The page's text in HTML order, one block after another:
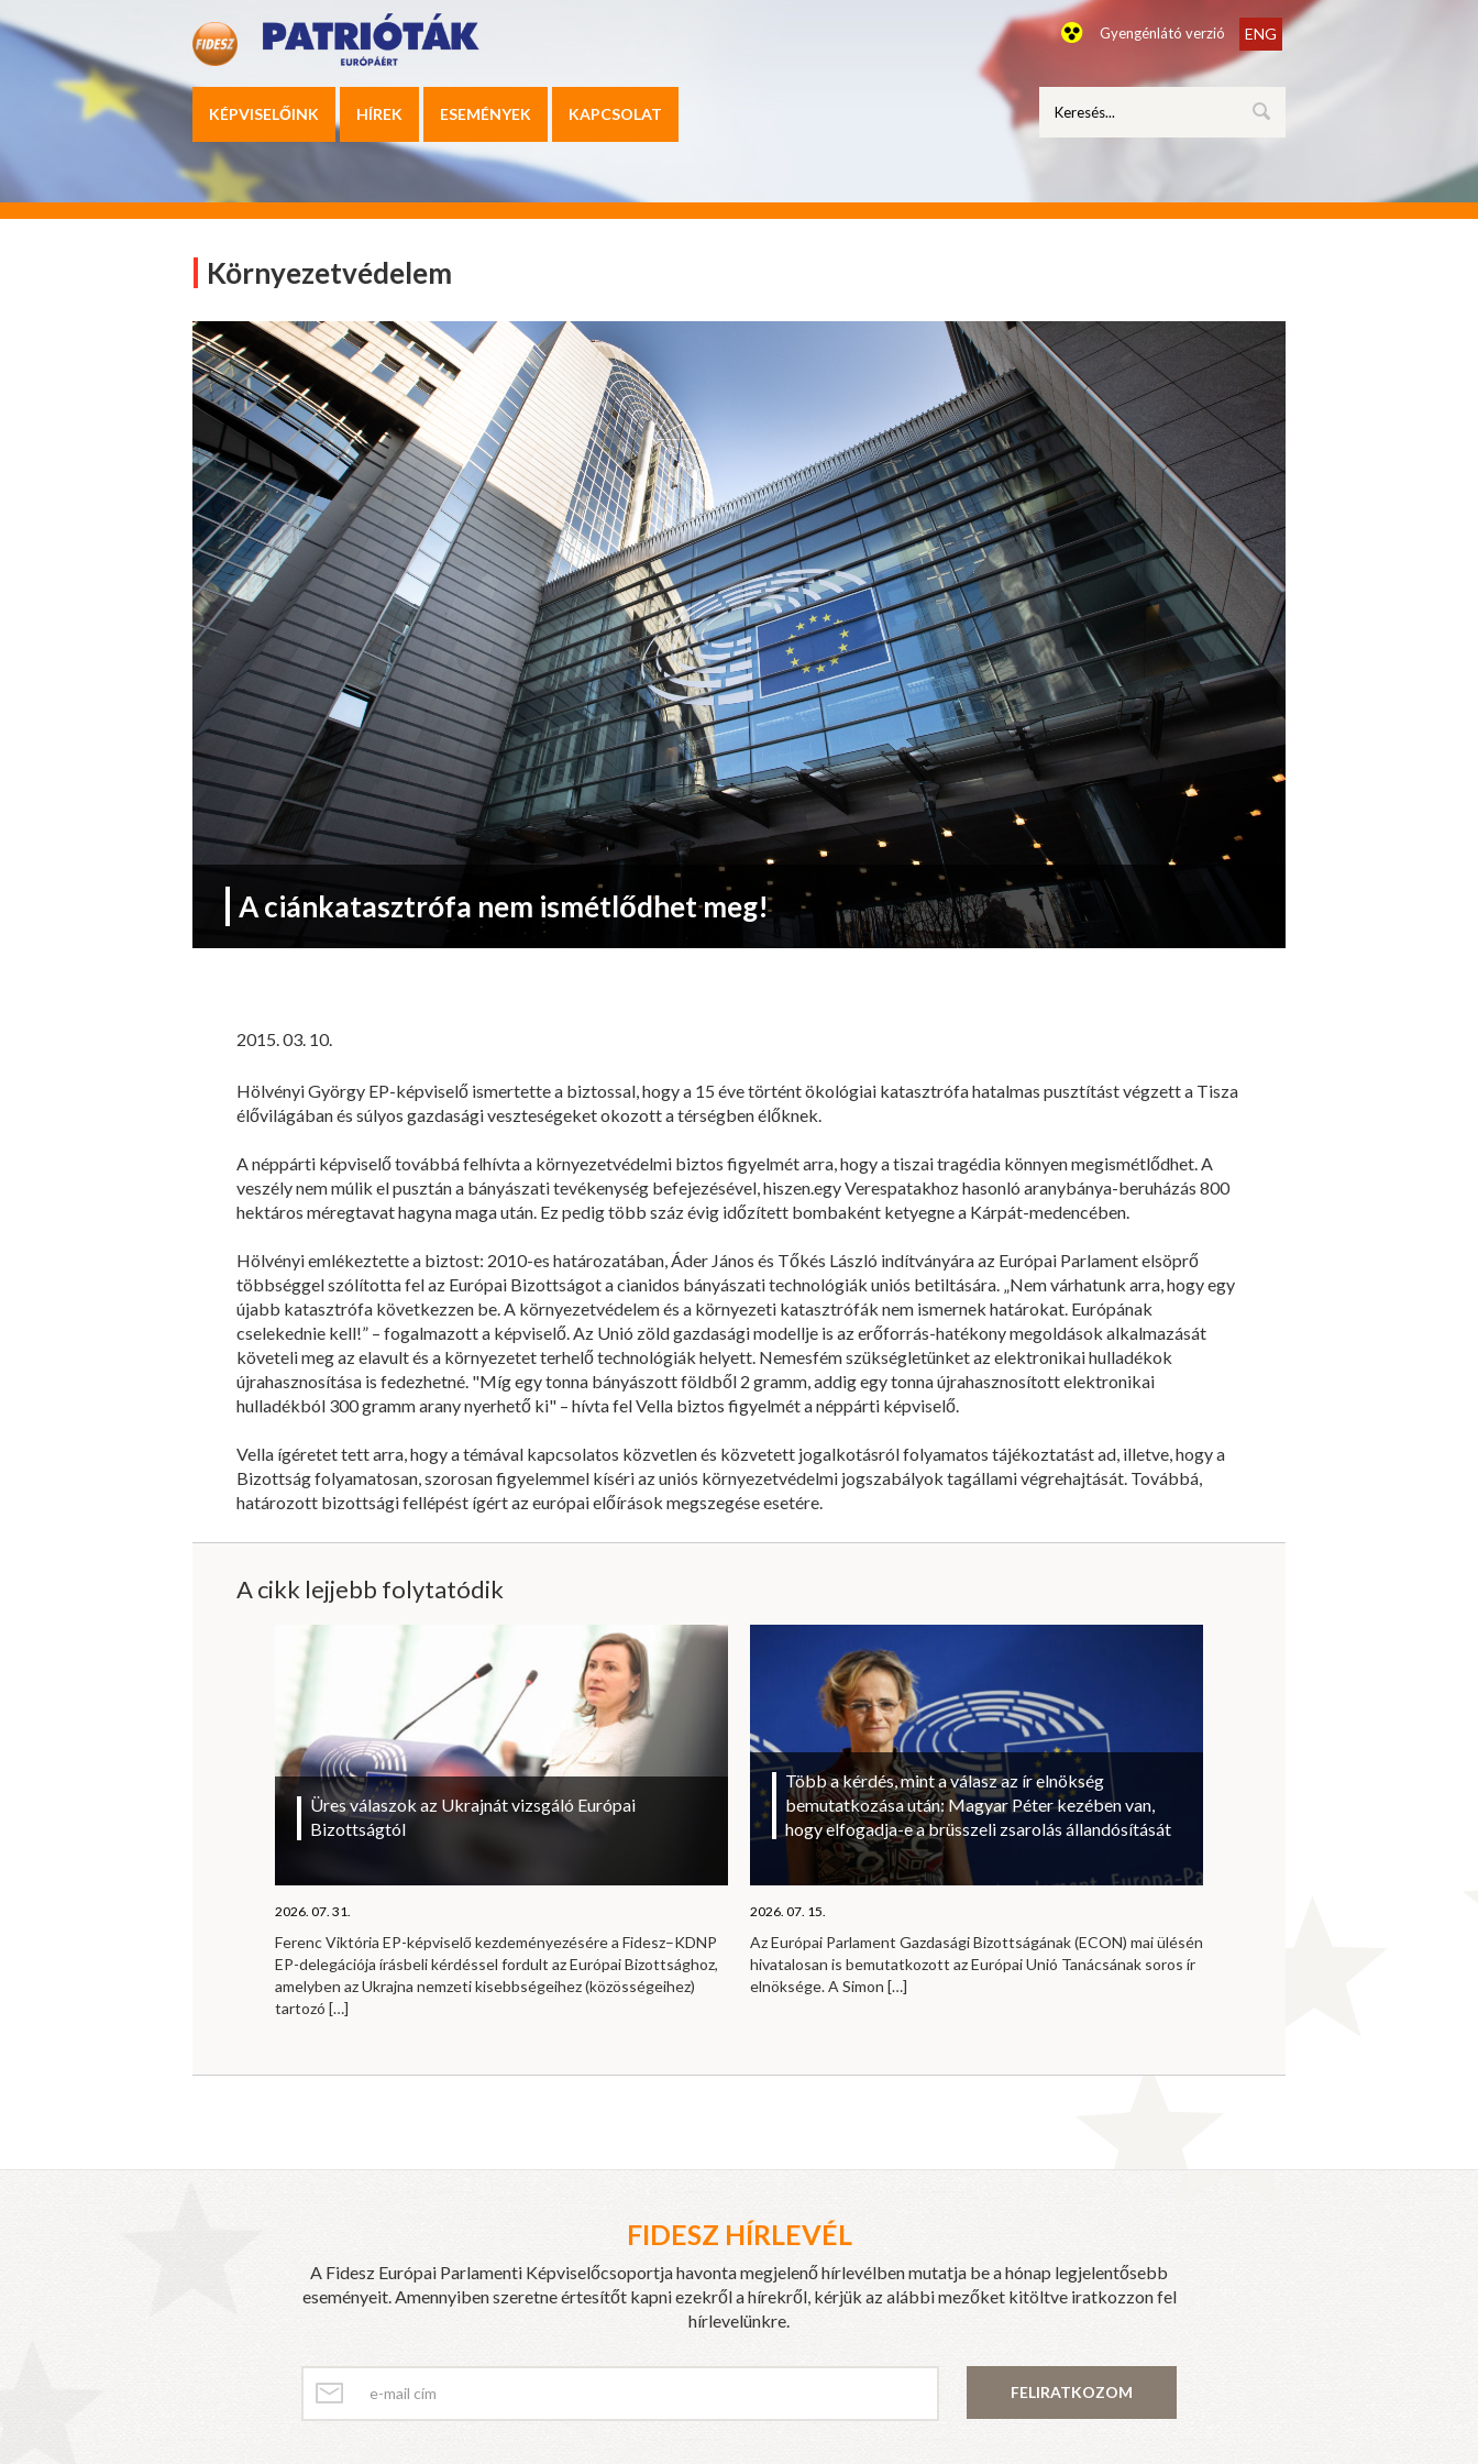
Gyengénlátó verzió ENG
KÉPVISELŐINK HÍREK ESEMÉNYEK KAPCSOLAT
Környezetvédelem
A ciánkatasztrófa nem ismétlődhet meg!
2015. 03. 10.
Hölvényi György EP-képviselő ismertette a biztossal, hogy a 15 éve történt ökológiai katasztrófa hatalmas pusztítást végzett a Tisza
élővilágában és súlyos gazdasági veszteségeket okozott a térségben élőknek.
A néppárti képviselő továbbá felhívta a környezetvédelmi biztos figyelmét arra, hogy a tiszai tragédia könnyen megismétlődhet. A
veszély nem múlik el pusztán a bányászati tevékenység befejezésével, hiszen.egy Verespatakhoz hasonló aranybánya-beruházás 800
hektáros méregtavat hagyna maga után. Ez pedig több száz évig időzített bombaként ketyegne a Kárpát-medencében.
Hölvényi emlékeztette a biztost: 2010-es határozatában, Áder János és Tőkés László indítványára az Európai Parlament elsöprő
többséggel szólította fel az Európai Bizottságot a cianidos bányászati technológiák uniós betiltására. „Nem várhatunk arra, hogy egy
újabb katasztrófa következzen be. A környezetvédelem és a környezeti katasztrófák nem ismernek határokat. Európának
cselekednie kell!” – fogalmazott a képviselő. Az Unió zöld gazdasági modellje is az erőforrás-hatékony megoldások alkalmazását
követeli meg az elavult és a környezetet terhelő technológiák helyett. Nemesfém szükségletünket az elektronikai hulladékok
újrahasznosítása is fedezhetné. "Míg egy tonna bányászott földből 2 gramm, addig egy tonna újrahasznosított elektronikai
hulladékból 300 gramm arany nyerhető ki" – hívta fel Vella biztos figyelmét a néppárti képviselő.
Vella ígéretet tett arra, hogy a témával kapcsolatos közvetlen és közvetett jogalkotásról folyamatos tájékoztatást ad, illetve, hogy a
Bizottság folyamatosan, szorosan figyelemmel kíséri az uniós környezetvédelmi jogszabályok tagállami végrehajtását. Továbbá,
határozott bizottsági fellépést ígért az európai előírások megszegése esetére.
A cikk lejjebb folytatódik
Üres válaszok az Ukrajnát vizsgáló Európai
Bizottságtól
2026. 07. 31.
Ferenc Viktória EP-képviselő kezdeményezésére a Fidesz–KDNP
EP-delegációja írásbeli kérdéssel fordult az Európai Bizottsághoz,
amelyben az Ukrajna nemzeti kisebbségeihez (közösségeihez)
tartozó […]
Több a kérdés, mint a válasz az ír elnökség
bemutatkozása után: Magyar Péter kezében van,
hogy elfogadja-e a brüsszeli zsarolás állandósítását
2026. 07. 15.
Az Európai Parlament Gazdasági Bizottságának (ECON) mai ülésén
hivatalosan is bemutatkozott az Európai Unió Tanácsának soros ír
elnöksége. A Simon […]
FIDESZ HÍRLEVÉL
A Fidesz Európai Parlamenti Képviselőcsoportja havonta megjelenő hírlevélben mutatja be a hónap legjelentősebb
eseményeit. Amennyiben szeretne értesítőt kapni ezekről a hírekről, kérjük az alábbi mezőket kitöltve iratkozzon fel
hírlevelünkre.
FELIRATKOZOM